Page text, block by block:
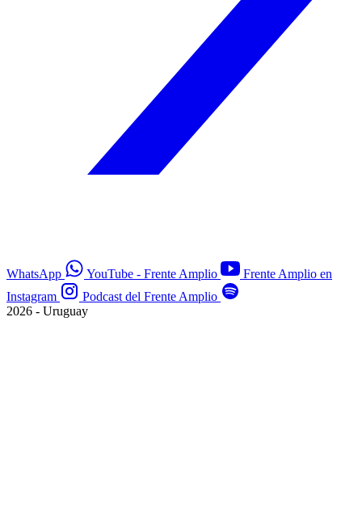
WhatsApp YouTube - Frente Amplio
Frente Amplio en
Instagram
Podcast del Frente Amplio
2026 - Uruguay